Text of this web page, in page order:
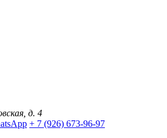
д. 4
+ 7 (926) 673-96-97